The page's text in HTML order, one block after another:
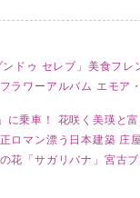
ドゥ セレブ」美食フレ
ラワーアルバム エモア
乗車！ 花咲く美瑛と
ロマン漂う日本建築 庄
「サガリバナ」宮古